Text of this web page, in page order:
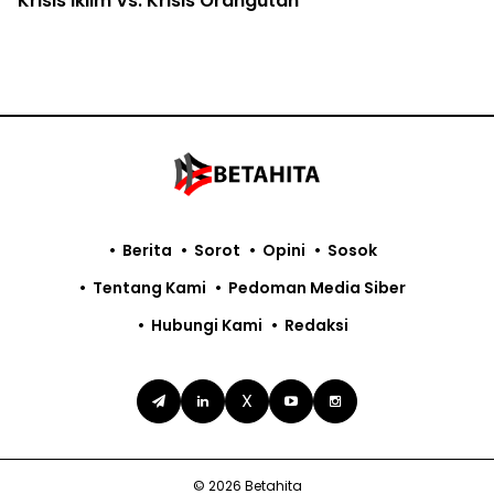
X
Berita Sorot Opini
Sosok
Tentang Kami
Pedoman Media Siber
Hubungi Kami
Redaksi
© 2026 Betahita